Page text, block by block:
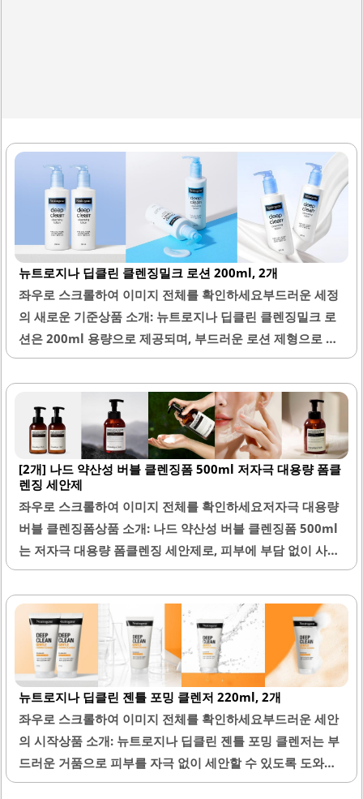
뉴트로지나 딥클린 클렌징밀크 로션 200ml, 2개
좌우로 스크롤하여 이미지 전체를 확인하세요부드러운 세정
의 새로운 기준상품 소개: 뉴트로지나 딥클린 클렌징밀크 로
션은 200ml 용량으로 제공되며, 부드러운 로션 제형으로 피
부에 자극 없이 세정할 수 있는 제품입니다. 이 제품은 메이크
업을 효과적으로 제거하며, 특히 진한 메이크업도 잘 지워주
는 특징이 있습니다. 사용 후에는 피부가 매끈하고 산뜻한 느
낌을 줍니다.민감한 피부를 가진 분들도 사용할 수 있도록 설
계되어 있으며, 발림성이 우수하여 피부에 부드럽게 퍼집니
다. 클렌징 후 피부 당김이 적고, 촉촉함을 유지하는 데 도움
을 줍니다. 또한, 오일 제품에 비해 피부 자극이 덜하여 부드
럽게 마사지하듯 사용할 수 있습니다.이 제품은 티슈로 닦아
내거나 물세안 후 폼클렌징과 함께 사용하여 더욱 깨끗한 세
안을 도와줍니다. 뉴트로지나 클렌징밀크는 가성비가 뛰어나
[2개] 나드 약산성 버블 클렌징폼 500ml 저자극 대용량 폼클
렌징 세안제
좌우로 스크롤하여 이미지 전체를 확인하세요저자극 대용량
버블 클렌징폼상품 소개: 나드 약산성 버블 클렌징폼 500ml
는 저자극 대용량 폼클렌징 세안제로, 피부에 부담 없이 사용
가능한 제품입니다. 이 클렌징폼은 약산성으로 피부의 pH 균
형을 맞춰주어 세안 후 당김을 줄여줍니다. 풍성한 거품이 특
징으로, 손으로 거품을 내지 않고도 간편하게 사용할 수 있어
바쁜 아침에도 적합합니다.세정력이 뛰어나 메이크업과 피부
모공 속 노폐물까지 효과적으로 제거합니다. 또한, 파파야나
무열매추출물이 함유되어 있어 피부를 부드럽고 편안하게 유
지해 줍니다. 이 제품은 남녀노소 누구나 사용할 수 있으며,
온 가족이 함께 사용하기에 적합합니다.대용량으로 제공되어
경제적인 선택이 가능하며, 매일 사용하는 제품으로 부담 없
이 선택할 수 있습니다. 사용 후 피부가 편안하게 마무리되며,
뉴트로지나 딥클린 젠틀 포밍 클렌저 220ml, 2개
좌우로 스크롤하여 이미지 전체를 확인하세요부드러운 세안
의 시작상품 소개: 뉴트로지나 딥클린 젠틀 포밍 클렌저는 부
드러운 거품으로 피부를 자극 없이 세안할 수 있도록 도와주
는 제품입니다. 이 클렌저는 220ml 용량의 두 개 세트로 제공